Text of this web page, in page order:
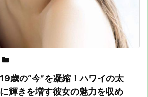

歳の“今”を凝縮！ハワイの太
輝きを増す彼女の魅力を収め